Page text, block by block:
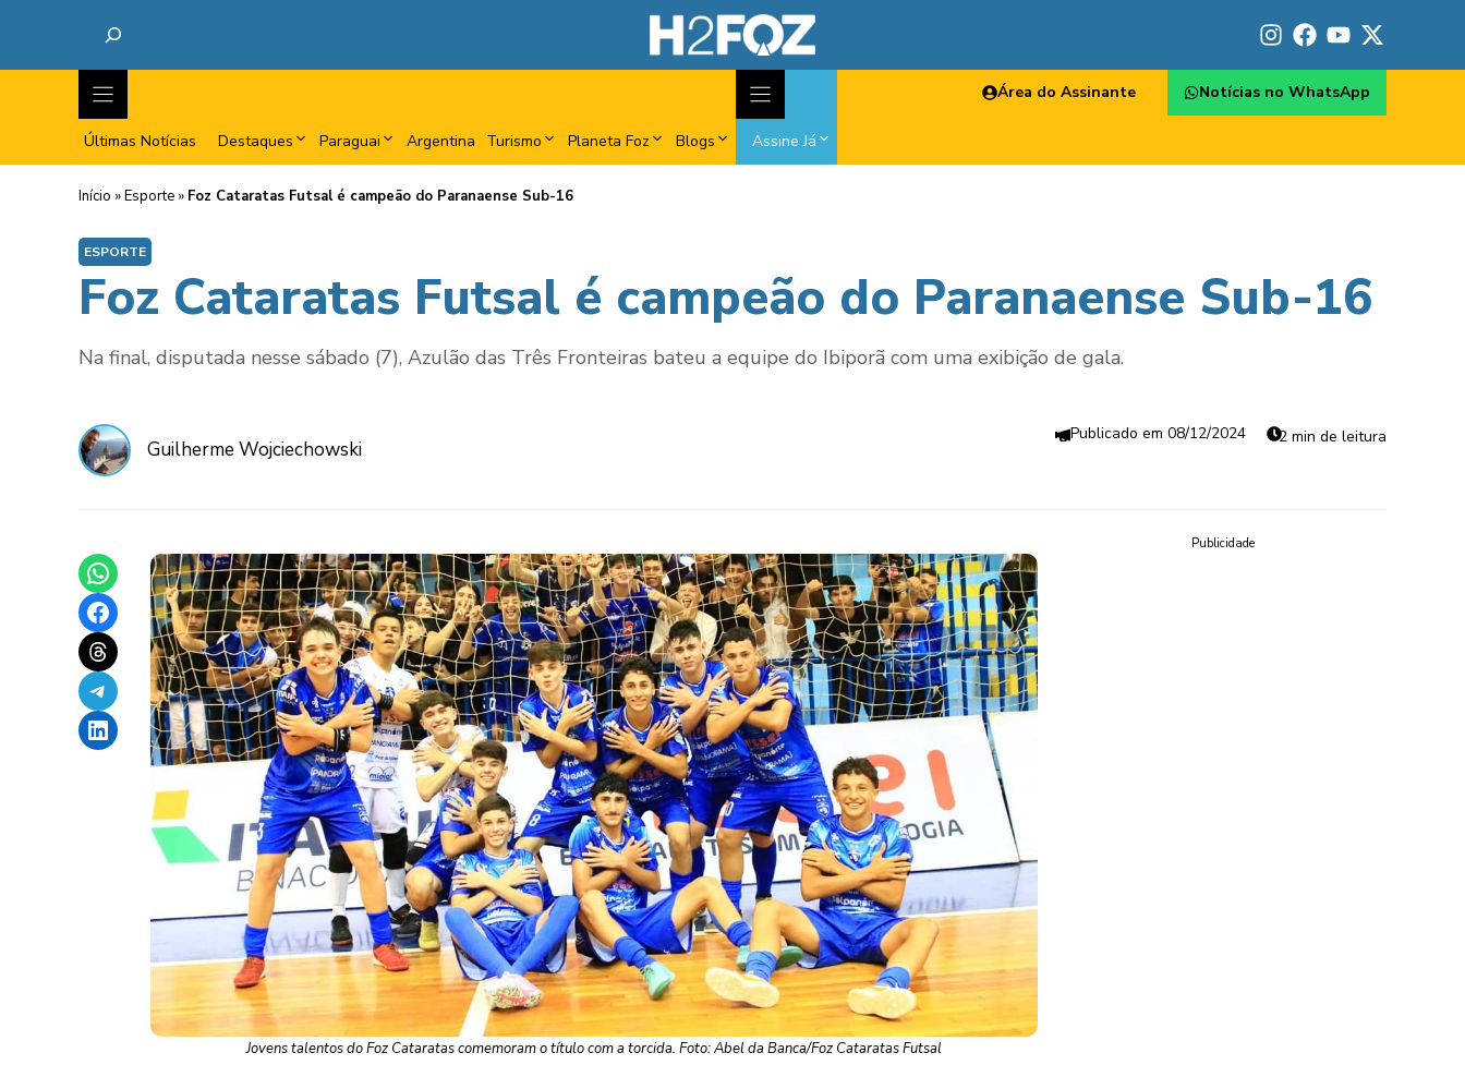
Últimas Notícias Destaques Paraguai Argentina Turismo Planeta Foz Blogs Assine Já
Área do Assinante Notícias no WhatsApp
Início »Esporte » Foz Cataratas Futsal é campeão do Paranaense Sub-16
ESPORTE
Foz Cataratas Futsal é campeão do Paranaense Sub-16
Na final, disputada nesse sábado (7), Azulão das Três Fronteiras bateu a equipe do Ibiporã com uma exibição de gala.
Guilherme Wojciechowski
08/12/2024 2 min de leitura
Share on WhatsApp
Share on Facebook
Share on Threads
Share on Telegram
Share on LinkedIn
Jovens talentos do Foz Cataratas comemoram o título com a torcida. Foto: Abel da Banca/Foz Cataratas Futsal
Publicidade